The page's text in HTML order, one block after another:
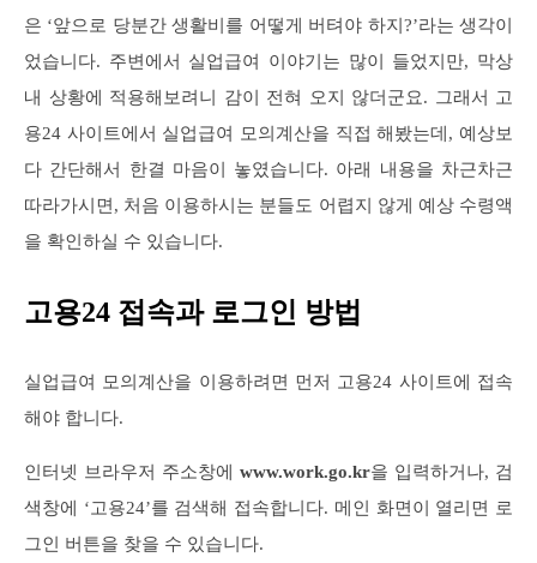
은 ‘앞으로 당분간 생활비를 어떻게 버텨야 하지?’라는 생각이
었습니다. 주변에서 실업급여 이야기는 많이 들었지만, 막상
내 상황에 적용해보려니 감이 전혀 오지 않더군요. 그래서 고
용24 사이트에서 실업급여 모의계산을 직접 해봤는데, 예상보
다 간단해서 한결 마음이 놓였습니다. 아래 내용을 차근차근
따라가시면, 처음 이용하시는 분들도 어렵지 않게 예상 수령액
을 확인하실 수 있습니다.
고용24 접속과 로그인 방법
실업급여 모의계산을 이용하려면 먼저 고용24 사이트에 접속
해야 합니다.
인터넷 브라우저 주소창에 www.work.go.kr을 입력하거나, 검
색창에 ‘고용24’를 검색해 접속합니다. 메인 화면이 열리면 로
그인 버튼을 찾을 수 있습니다.